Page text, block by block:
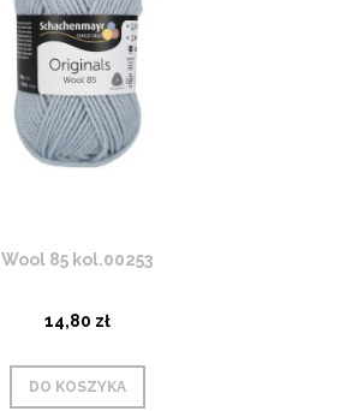
Wool 85 kol.00253
14,80 zł
DO KOSZYKA